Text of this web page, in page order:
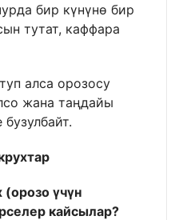
бир күнүнө бир
тутат, каффара
алса орозосу
жана таңдайы
(орозо үчүн
кайсылар?